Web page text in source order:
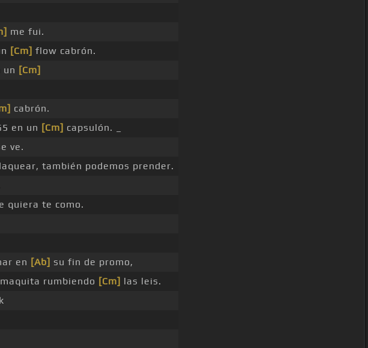
me fui.
[Cm] flow cabrón.
un [Cm]
cabrón.
en un [Cm] capsulón. _
ve.
también podemos prender.
quiera te como.
en [Ab] su fin de promo,
rumbiendo [Cm] las leis.